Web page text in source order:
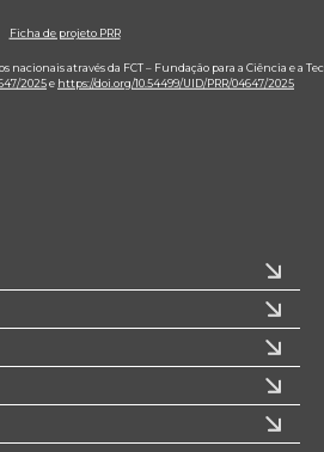
Ficha de projeto PRR
através da FCT – Fundação para a Ciência e a
2025e https://doi.org/10.54499/UID/PRR/04647/2025